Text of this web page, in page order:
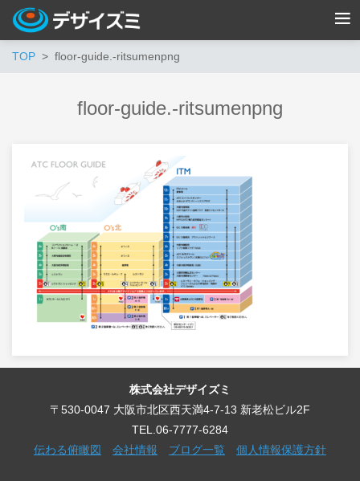
TOP floor-guide.-ritsumenpng
floor-guide.-ritsumenpng
株式会社デザイズミ
〒530-0047 大阪市北区西天満4-7-13 新老松ビル2F
TEL.06-7777-6284
伝わる俯瞰図
会社情報 ブログ一覧 個人情報保護方針